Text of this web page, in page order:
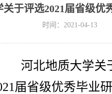
于评选2021届省级优
时间：2021-04-13
河北地质大学关
届省级优秀毕业